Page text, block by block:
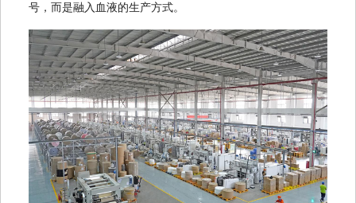
号，而是融入血液的生产方式。